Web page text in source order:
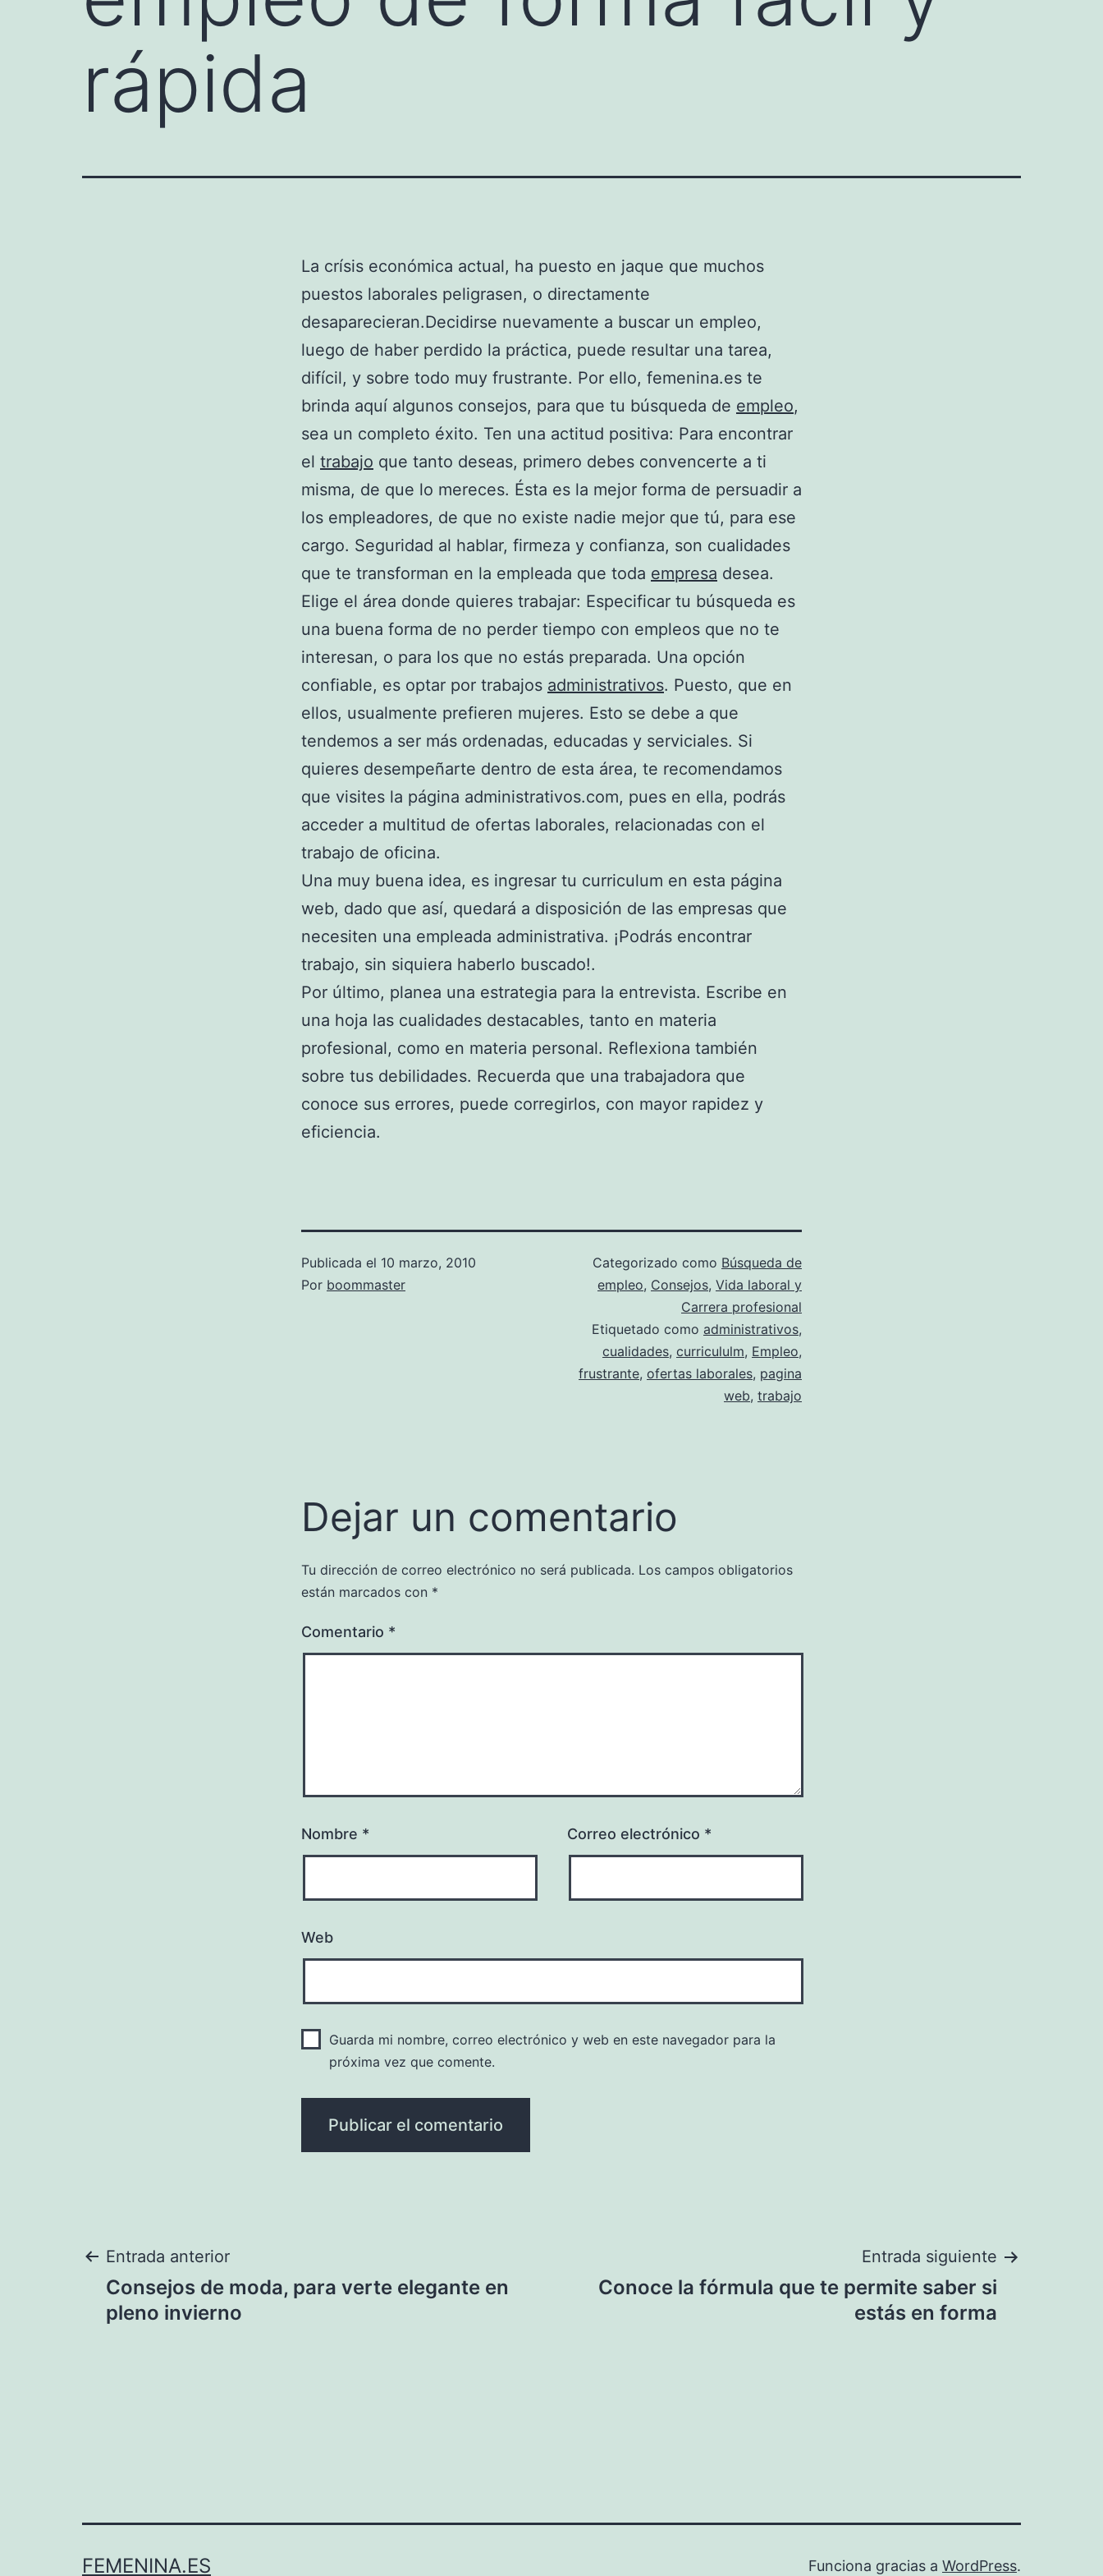
rápida
La crísis económica actual, ha puesto en jaque que muchos
puestos laborales peligrasen, o directamente
desaparecieran.Decidirse nuevamente a buscar un empleo,
luego de haber perdido la práctica, puede resultar una tarea,
difícil, y sobre todo muy frustrante. Por ello, femenina.es te
brinda aquí algunos consejos, para que tu búsqueda de empleo,
sea un completo éxito. Ten una actitud positiva: Para encontrar
el trabajo que tanto deseas, primero debes convencerte a ti
misma, de que lo mereces. Ésta es la mejor forma de persuadir a
los empleadores, de que no existe nadie mejor que tú, para ese
cargo. Seguridad al hablar, firmeza y confianza, son cualidades
que te transforman en la empleada que toda empresa desea.
Elige el área donde quieres trabajar: Especificar tu búsqueda es
una buena forma de no perder tiempo con empleos que no te
interesan, o para los que no estás preparada. Una opción
confiable, es optar por trabajos administrativos. Puesto, que en
ellos, usualmente prefieren mujeres. Esto se debe a que
tendemos a ser más ordenadas, educadas y serviciales. Si
quieres desempeñarte dentro de esta área, te recomendamos
que visites la página administrativos.com, pues en ella, podrás
acceder a multitud de ofertas laborales, relacionadas con el
trabajo de oficina.
Una muy buena idea, es ingresar tu curriculum en esta página
web, dado que así, quedará a disposición de las empresas que
necesiten una empleada administrativa. ¡Podrás encontrar
trabajo, sin siquiera haberlo buscado!.
Por último, planea una estrategia para la entrevista. Escribe en
una hoja las cualidades destacables, tanto en materia
profesional, como en materia personal. Reflexiona también
sobre tus debilidades. Recuerda que una trabajadora que
conoce sus errores, puede corregirlos, con mayor rapidez y
eficiencia.
Publicada el 10 marzo, 2010
Por boommaster
Categorizado como Búsqueda de
empleo, Consejos, Vida laboral y
Carrera profesional
Etiquetado como administrativos,
cualidades, curricululm, Empleo,
frustrante, ofertas laborales, pagina
web, trabajo
Dejar un comentario
Tu dirección de correo electrónico no será publicada. Los campos obligatorios
están marcados con *
Comentario *
Nombre * Correo electrónico *
Web
Guarda mi nombre, correo electrónico y web en este navegador para la
próxima vez que comente.
Navegación
de
Entrada anterior
Consejos de moda, para verte elegante en
pleno invierno
Entrada siguiente
Conoce la fórmula que te permite saber si
estás en forma
FEMENINA.ES Funciona gracias a WordPress.